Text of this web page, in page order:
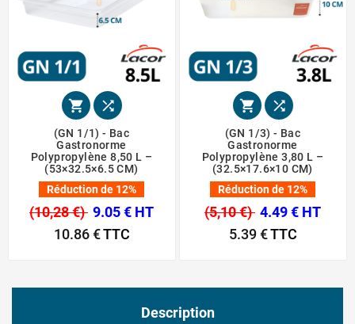
 
(GN 1/1) - Bac
Gastronorme
Polypropylène 8,50 L –
(53×32.5×6.5 CM)
Réduction de 12%
(10,28 €) 9.05 € HT
10.86 €TTC
 
(GN 1/3) - Bac
Gastronorme
Polypropylène 3,80 L –
(32.5×17.6×10 CM)
Réduction de 12%
(5,10 €) 4.49 € HT
5.39 €TTC
Description